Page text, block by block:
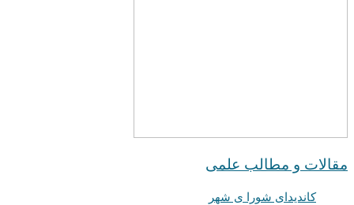
مقالات و مطالب علمی
کاندیدای شورا ی شهر